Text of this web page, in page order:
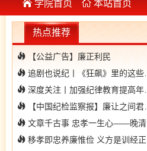
学院首页 本站首页
热点推荐
【公益广告】廉正利民
追剧也说纪丨《狂飙》里的这些纪律红线不能踩
深度关注丨加强纪律教育提高年轻干部拒腐防变免疫力 扣好"第一粒扣子"
【中国纪检监察报】廉让之间君子居
文章千古事 忠孝一生心——晚清中国首任驻外公使郭嵩焘的家风故事
移孝即忠养廉惟俭 义方是训经正则兴